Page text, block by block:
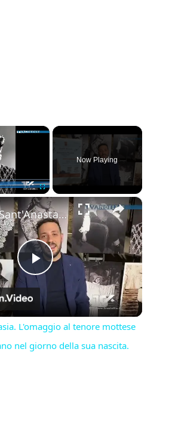
×
Fullscreen
Now Playing
×
Play
Video
Motta Sant'Anastasia. L'omaggio al tenore mottese Giuseppe Di Stefano nel giorno della sua nascita.
L'omaggio al tenore mottese
nel giorno della sua nascita.